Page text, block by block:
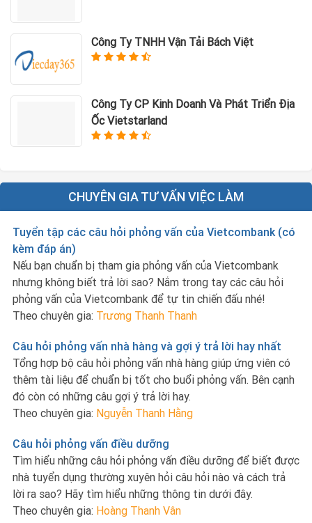
Công Ty TNHH Vận Tải Bách Việt
Công Ty CP Kinh Doanh Và Phát Triển Địa
Ốc Vietstarland
CHUYÊN GIA TƯ VẤN VIỆC LÀM
Tuyển tập các câu hỏi phỏng vấn của Vietcombank (có
kèm đáp án)
Nếu bạn chuẩn bị tham gia phỏng vấn của Vietcombank
nhưng không biết trả lời sao? Nắm trong tay các câu hỏi
phỏng vấn của Vietcombank để tự tin chiến đấu nhé!
Theo chuyên gia: Trương Thanh Thanh
Câu hỏi phỏng vấn nhà hàng và gợi ý trả lời hay nhất
Tổng hợp bộ câu hỏi phỏng vấn nhà hàng giúp ứng viên có
thêm tài liệu để chuẩn bị tốt cho buổi phỏng vấn. Bên cạnh
đó còn có những câu gợi ý trả lời hay.
Theo chuyên gia: Nguyễn Thanh Hằng
Câu hỏi phỏng vấn điều dưỡng
Tìm hiểu những câu hỏi phỏng vấn điều dưỡng để biết được
nhà tuyển dụng thường xuyên hỏi câu hỏi nào và cách trả
lời ra sao? Hãy tìm hiểu những thông tin dưới đây.
Theo chuyên gia: Hoàng Thanh Vân